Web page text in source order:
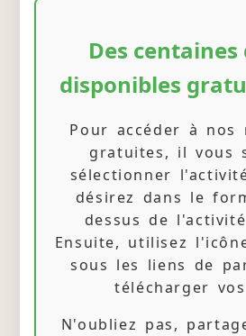
Des centaines
disponibles
Pour accéder à nos
gratuites, il vous
sélectionner
désirez dans le
dessus de
Ensuite, utilisez
sous les liens de
télécharger vos
N'oubliez pas,